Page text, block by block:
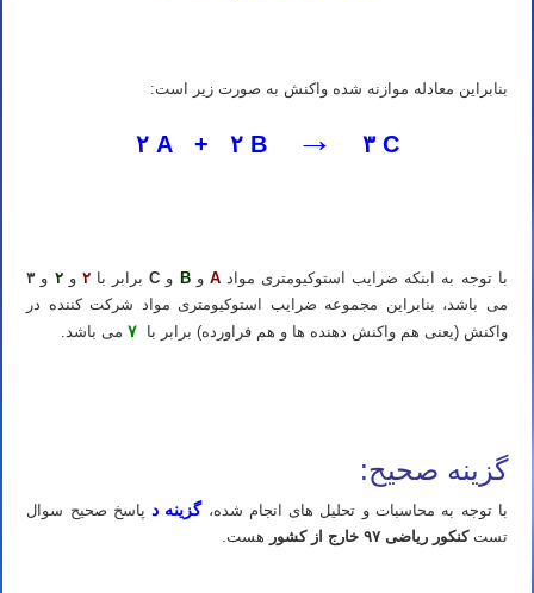
بنابراین معادله موازنه شده واکنش به صورت زیر است:
۲ A + ۲ B → ۳ C
با توجه به ابنکه ضرایب استوکیومتری موادA وB و Cبرابر با۲ و۲ و ۳
می باشد، بنابراین مجموعه ضرایب استوکیومتری مواد شرکت کننده در
واکنش (یعنی هم واکنش دهنده ها و هم فراورده) برابر با۷ می باشد.
گزینه صحیح:
با توجه به محاسبات و تحلیل های انجام شده،گزینه دپاسخ صحیح سوال
تستکنکور ریاضی ۹۷ خارج از کشور هست.